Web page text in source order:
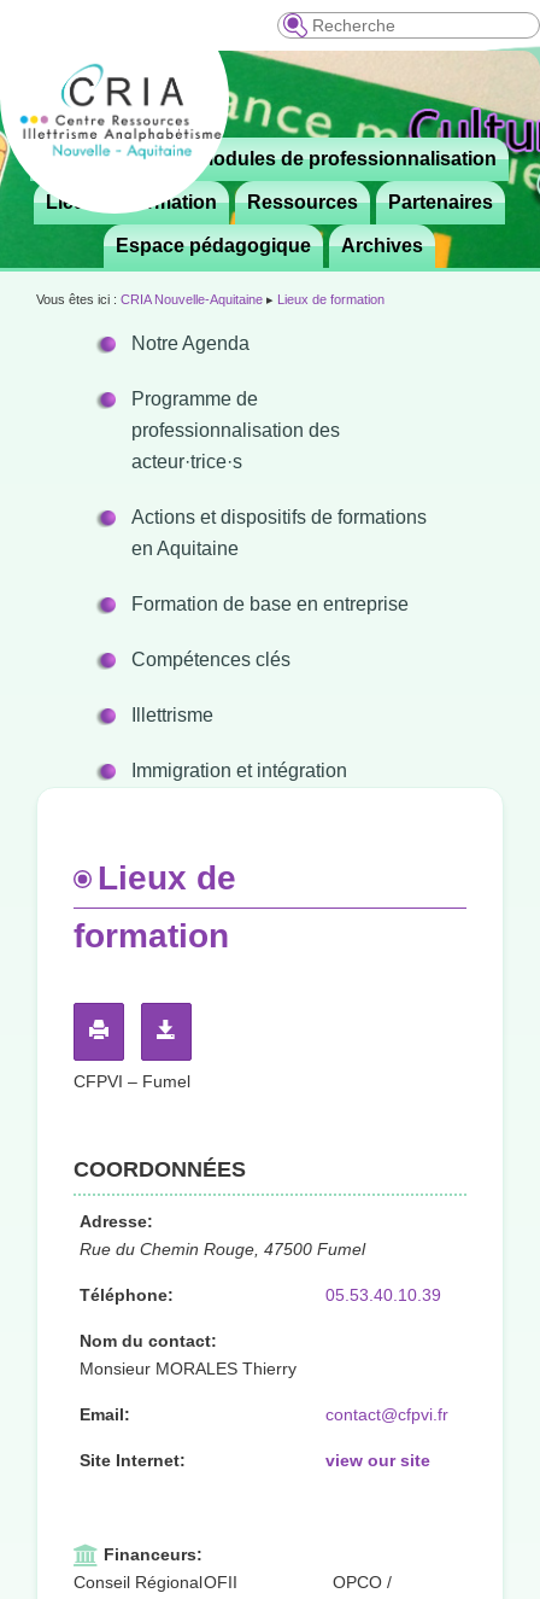
Recherche
Menu
principal
Aller
contenu
principal
 Le CRIA Modules de professionnalisation
Lieux de formation Ressources Partenaires
Espace pédagogique Archives
Vous êtes ici : CRIA Nouvelle-Aquitaine ▸ Lieux de formation
Notre Agenda
Programme de
professionnalisation des
acteur·trice·s
Actions et dispositifs de formations
en Aquitaine
Formation de base en entreprise
Compétences clés
Illettrisme
Immigration et intégration
Lieux de
formation
CFPVI – Fumel
COORDONNÉES
Adresse:
Rue du Chemin Rouge, 47500 Fumel
Téléphone: 05.53.40.10.39
Nom du contact:
Monsieur MORALES Thierry
Email: contact@cfpvi.fr
Site Internet: view our site
Financeurs:
Conseil RégionalOFII
OPCO /